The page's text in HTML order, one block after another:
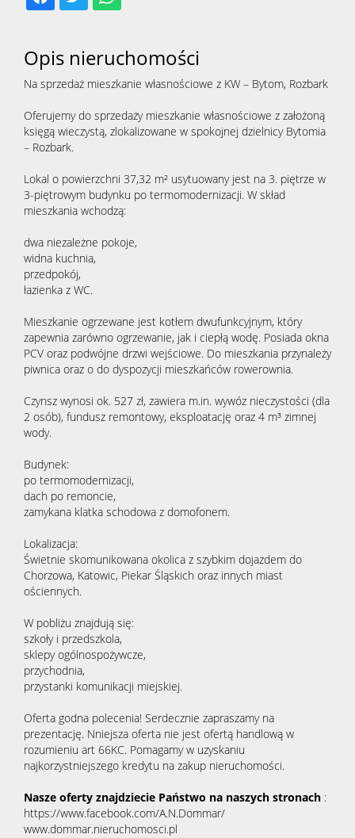
Opis nieruchomości
Na sprzedaż mieszkanie własnościowe z KW – Bytom, Rozbark
Oferujemy do sprzedaży mieszkanie własnościowe z założoną
księgą wieczystą, zlokalizowane w spokojnej dzielnicy Bytomia
– Rozbark.
Lokal o powierzchni 37,32 m² usytuowany jest na 3. piętrze w
3-piętrowym budynku po termomodernizacji. W skład
mieszkania wchodzą:
dwa niezależne pokoje,
widna kuchnia,
przedpokój,
łazienka z WC.
Mieszkanie ogrzewane jest kotłem dwufunkcyjnym, który
zapewnia zarówno ogrzewanie, jak i ciepłą wodę. Posiada okna
PCV oraz podwójne drzwi wejściowe. Do mieszkania przynależy
piwnica oraz o do dyspozycji mieszkańców rowerownia.
Czynsz wynosi ok. 527 zł, zawiera m.in. wywóz nieczystości (dla
2 osób), fundusz remontowy, eksploatację oraz 4 m³ zimnej
wody.
Budynek:
po termomodernizacji,
dach po remoncie,
zamykana klatka schodowa z domofonem.
Lokalizacja:
Świetnie skomunikowana okolica z szybkim dojazdem do
Chorzowa, Katowic, Piekar Śląskich oraz innych miast
ościennych.
W pobliżu znajdują się:
szkoły i przedszkola,
sklepy ogólnospożywcze,
przychodnia,
przystanki komunikacji miejskiej.
Oferta godna polecenia! Serdecznie zapraszamy na
prezentację. Nniejsza oferta nie jest ofertą handlową w
rozumieniu art 66KC. Pomagamy w uzyskaniu
najkorzystniejszego kredytu na zakup nieruchomości.
Nasze oferty znajdziecie Państwo na naszych stronach :
https://www.facebook.com/A.N.Dommar/
www.dommar.nieruchomosci.pl